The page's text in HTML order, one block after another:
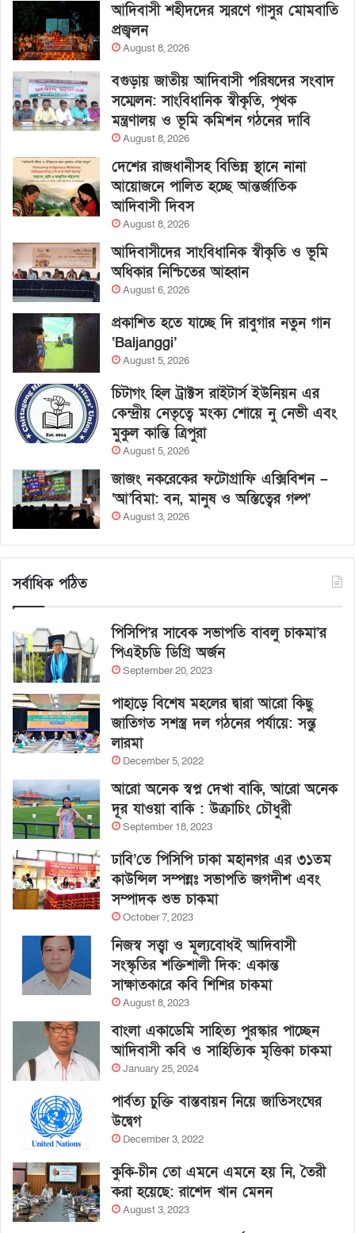
আদিবাসী শহীদদের স্মরণে গাসুর মোমবাতি
প্রজ্বলন
August 8, 2026
বগুড়ায় জাতীয় আদিবাসী পরিষদের সংবাদ
সম্মেলন: সাংবিধানিক স্বীকৃতি, পৃথক
মন্ত্রণালয় ও ভূমি কমিশন গঠনের দাবি
August 8, 2026
দেশের রাজধানীসহ বিভিন্ন স্থানে নানা
আয়োজনে পালিত হচ্ছে আন্তর্জাতিক
আদিবাসী দিবস
August 8, 2026
আদিবাসীদের সাংবিধানিক স্বীকৃতি ও ভূমি
অধিকার নিশ্চিতের আহ্বান
August 6, 2026
প্রকাশিত হতে যাচ্ছে দি রাবুগার নতুন গান
‘Baljanggi’
August 5, 2026
চিটাগং হিল ট্রাক্টস রাইটার্স ইউনিয়ন এর
কেন্দ্রীয় নেতৃত্বে মংক্য শোয়ে নু নেভী এবং
মুকুল কান্তি ত্রিপুরা
August 5, 2026
জাজং নকরেকের ফটোগ্রাফি এক্সিবিশন –
‘আ’বিমা: বন, মানুষ ও অস্তিত্বের গল্প’
August 3, 2026
সর্বাধিক পঠিত
পিসিপি’র সাবেক সভাপতি বাবলু চাকমা’র
পিএইচডি ডিগ্রি অর্জন
September 20, 2023
পাহাড়ে বিশেষ মহলের দ্বারা আরো কিছু
জাতিগত সশস্ত্র দল গঠনের পর্যায়ে: সন্তু
লারমা
December 5, 2022
আরো অনেক স্বপ্ন দেখা বাকি, আরো অনেক
দূর যাওয়া বাকি : উক্রাচিং চৌধুরী
September 18, 2023
ঢাবি’তে পিসিপি ঢাকা মহানগর এর ৩১তম
কাউন্সিল সম্পন্নঃ সভাপতি জগদীশ এবং
সম্পাদক শুভ চাকমা
October 7, 2023
নিজস্ব সত্ত্বা ও মূল্যবোধই আদিবাসী
সংস্কৃতির শক্তিশালী দিক: একান্ত
সাক্ষাতকারে কবি শিশির চাকমা
August 8, 2023
বাংলা একাডেমি সাহিত্য পুরস্কার পাচ্ছেন
আদিবাসী কবি ও সাহিত্যিক মৃত্তিকা চাকমা
January 25, 2024
পার্বত্য চুক্তি বাস্তবায়ন নিয়ে জাতিসংঘের
উদ্বেগ
December 3, 2022
কুকি-চীন তো এমনে এমনে হয় নি, তৈরী
করা হয়েছে: রাশেদ খান মেনন
August 3, 2023